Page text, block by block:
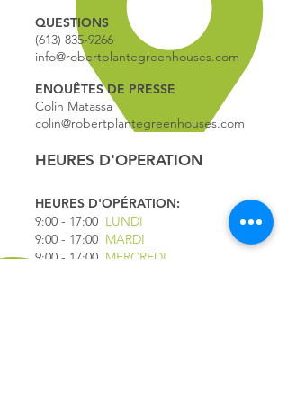
QUESTIONS
(613) 835-9266
info@robertplantegreenhouses.com
ENQUÊTES DE PRESSE
Colin Matassa
colin@robertplantegreenhouses.com
HEURES D'OPERATION
HEURES D'OPÉRATION:
9:00 - 17:00 LUNDI
9:00 - 17:00 MARDI
9:00 - 17:00 MERCREDI